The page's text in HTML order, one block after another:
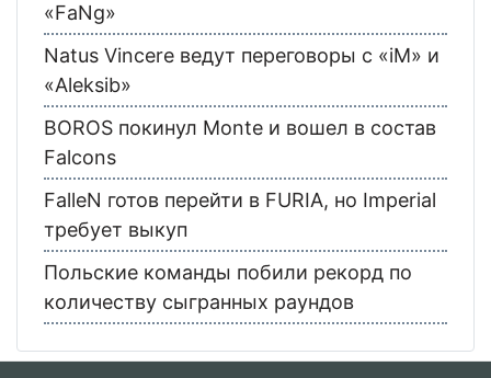
«FaNg»
Natus Vincere ведут переговоры с «iM» и
«Aleksib»
BOROS покинул Monte и вошел в состав
Falcons
FalleN готов перейти в FURIA, но Imperial
требует выкуп
Польские команды побили рекорд по
количеству сыгранных раундов